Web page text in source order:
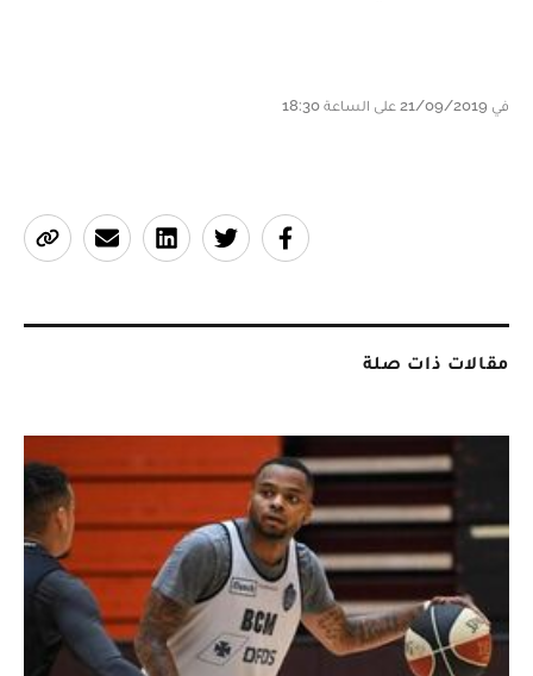
في 21/09/2019 على الساعة 18:30
مقالات ذات صلة